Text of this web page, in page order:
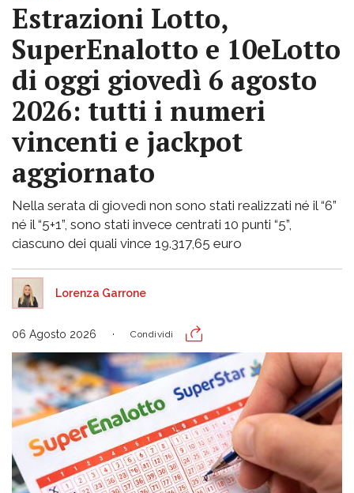
Estrazioni Lotto,
SuperEnalotto e 10eLotto
di oggi giovedì 6 agosto
2026: tutti i numeri
vincenti e jackpot
aggiornato
Nella serata di giovedì non sono stati realizzati né il “6”
né il “5+1”, sono stati invece centrati 10 punti “5”,
ciascuno dei quali vince 19.317,65 euro
Lorenza Garrone
06 Agosto 2026 Condividi